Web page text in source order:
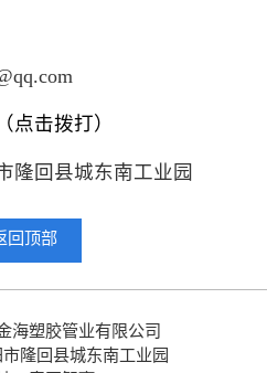
点击拨打）
隆回县城东南工业园
回顶部
海塑胶管业有限公司
隆回县城东南工业园